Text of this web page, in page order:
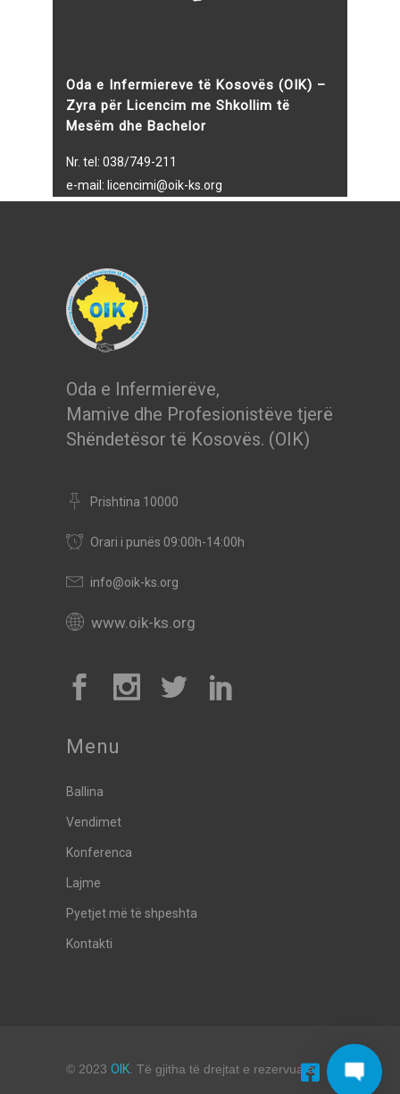
Oda e Infermiereve të Kosovës (OIK) –
Zyra për Licencim me Shkollim të
Mesëm dhe Bachelor
Nr. tel: 038/749-211
e-mail: licencimi@oik-ks.org
Oda e Infermierëve,
Mamive dhe Profesionistëve tjerë
Shëndetësor të Kosovës. (OIK)
Prishtina 10000
Orari i punës 09:00h-14:00h
info@oik-ks.org
www.oik-ks.org
Menu
Ballina
Vendimet
Konferenca
Lajme
Pyetjet më të shpeshta
Kontakti
© 2023 OIK. Të gjitha të drejtat e rezervuara.